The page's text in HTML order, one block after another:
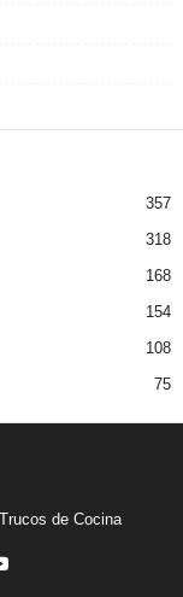
357
318
168
154
108
75
de Cocina